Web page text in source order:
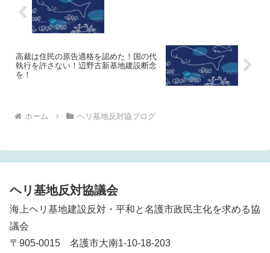
高裁は住民の原告適格を認めた！国の代
執行を許さない！辺野古新基地建設断念
を！
ホーム ヘリ基地反対協ブログ
ヘリ基地反対協議会
海上ヘリ基地建設反対・平和と名護市政民主化を求める協
議会
〒905-0015 名護市大南1-10-18-203